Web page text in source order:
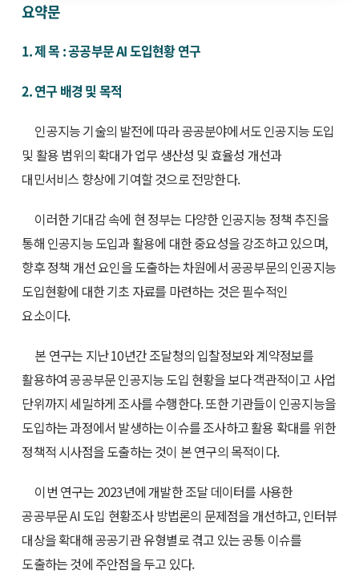
요약문
1. 제 목 : 공공부문 AI 도입현황 연구
2. 연구 배경 및 목적
인공지능 기술의 발전에 따라 공공분야에서도 인공지능 도입
및 활용 범위의 확대가 업무 생산성 및 효율성 개선과
대민서비스 향상에 기여할 것으로 전망한다.
이러한 기대감 속에 현 정부는 다양한 인공지능 정책 추진을
통해 인공지능 도입과 활용에 대한 중요성을 강조하고 있으며,
향후 정책 개선 요인을 도출하는 차원에서 공공부문의 인공지능
도입현황에 대한 기초 자료를 마련하는 것은 필수적인
요소이다.
본 연구는 지난 10년간 조달청의 입찰정보와 계약정보를
활용하여 공공부문 인공지능 도입 현황을 보다 객관적이고 사업
단위까지 세밀하게 조사를 수행한다. 또한 기관들이 인공지능을
도입하는 과정에서 발생하는 이슈를 조사하고 활용 확대를 위한
정책적 시사점을 도출하는 것이 본 연구의 목적이다.
이번 연구는 2023년에 개발한 조달 데이터를 사용한
공공부문 AI 도입 현황조사 방법론의 문제점을 개선하고, 인터뷰
대상을 확대해 공공기관 유형별로 겪고 있는 공통 이슈를
도출하는 것에 주안점을 두고 있다.